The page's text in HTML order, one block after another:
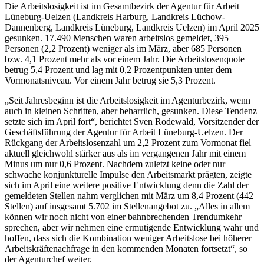
Die Arbeitslosigkeit ist im Gesamtbezirk der Agentur für Arbeit
Lüneburg-Uelzen (Landkreis Harburg, Landkreis Lüchow-
Dannenberg, Landkreis Lüneburg, Landkreis Uelzen) im April 2025
gesunken. 17.490 Menschen waren arbeitslos gemeldet, 395
Personen (2,2 Prozent) weniger als im März, aber 685 Personen
bzw. 4,1 Prozent mehr als vor einem Jahr. Die Arbeitslosenquote
betrug 5,4 Prozent und lag mit 0,2 Prozentpunkten unter dem
Vormonatsniveau. Vor einem Jahr betrug sie 5,3 Prozent.
„Seit Jahresbeginn ist die Arbeitslosigkeit im Agenturbezirk, wenn
auch in kleinen Schritten, aber beharrlich, gesunken. Diese Tendenz
setzte sich im April fort“, berichtet Sven Rodewald, Vorsitzender der
Geschäftsführung der Agentur für Arbeit Lüneburg-Uelzen. Der
Rückgang der Arbeitslosenzahl um 2,2 Prozent zum Vormonat fiel
aktuell gleichwohl stärker aus als im vergangenen Jahr mit einem
Minus um nur 0,6 Prozent. Nachdem zuletzt keine oder nur
schwache konjunkturelle Impulse den Arbeitsmarkt prägten, zeigte
sich im April eine weitere positive Entwicklung denn die Zahl der
gemeldeten Stellen nahm verglichen mit März um 8,4 Prozent (442
Stellen) auf insgesamt 5.702 im Stellenangebot zu. „Alles in allem
können wir noch nicht von einer bahnbrechenden Trendumkehr
sprechen, aber wir nehmen eine ermutigende Entwicklung wahr und
hoffen, dass sich die Kombination weniger Arbeitslose bei höherer
Arbeitskräftenachfrage in den kommenden Monaten fortsetzt“, so
der Agenturchef weiter.